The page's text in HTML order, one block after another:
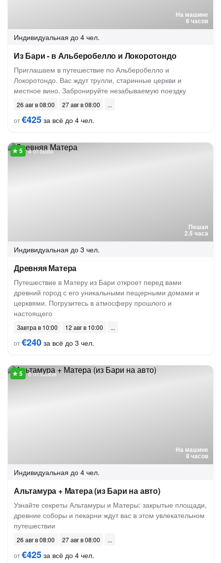
На машине
6 часов
Индивидуальная до 4 чел.
Из Бари - в Альберобелло и Локоротондо
Приглашаем в путешествие по Альберобелло и
Локоротондо. Вас ждут трулли, старинные церкви и
местное вино. Забронируйте незабываемую поездку
26 авг в 08:00
27 авг в 08:00
от€425 за всё до 4 чел.
Пешая
2.5 часа
4 отзыва
Индивидуальная до 3 чел.
Древняя Матера
Путешествие в Матеру из Бари откроет перед вами
древний город с его уникальными пещерными домами и
церквями. Погрузитесь в атмосферу прошлого и
настоящего
Завтра в 10:00
12 авг в 10:00
от€240 за всё до 3 чел.
На машине
8 часов
6 отзывов
Индивидуальная до 4 чел.
Альтамура + Матера (из Бари на авто)
Узнайте секреты Альтамуры и Матеры: закрытые площади,
древние соборы и пекарни ждут вас в этом увлекательном
путешествии
26 авг в 08:00
27 авг в 08:00
от€425 за всё до 4 чел.